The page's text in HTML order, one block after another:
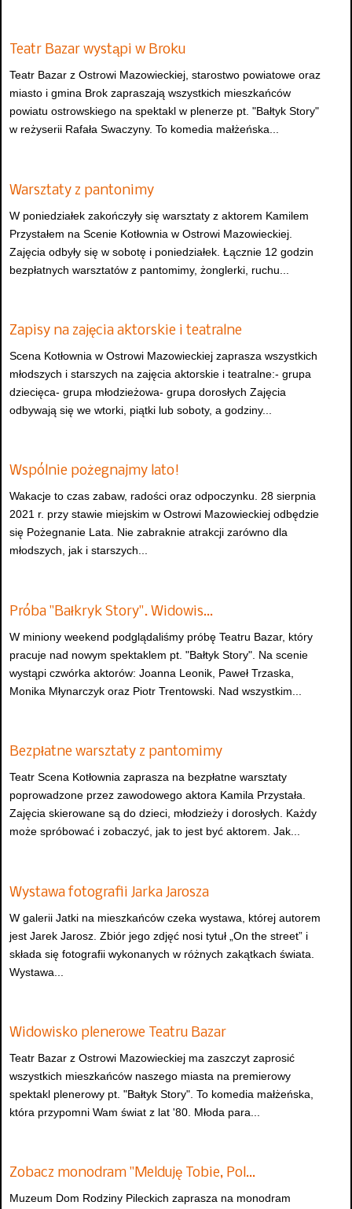
Teatr Bazar wystąpi w Broku
Teatr Bazar z Ostrowi Mazowieckiej, starostwo powiatowe oraz
miasto i gmina Brok zapraszają wszystkich mieszkańców
powiatu ostrowskiego na spektakl w plenerze pt. "Bałtyk Story"
w reżyserii Rafała Swaczyny. To komedia małżeńska...
Warsztaty z pantonimy
W poniedziałek zakończyły się warsztaty z aktorem Kamilem
Przystałem na Scenie Kotłownia w Ostrowi Mazowieckiej.
Zajęcia odbyły się w sobotę i poniedziałek. Łącznie 12 godzin
bezpłatnych warsztatów z pantomimy, żonglerki, ruchu...
Zapisy na zajęcia aktorskie i teatralne
Scena Kotłownia w Ostrowi Mazowieckiej zaprasza wszystkich
młodszych i starszych na zajęcia aktorskie i teatralne:- grupa
dziecięca- grupa młodzieżowa- grupa dorosłych Zajęcia
odbywają się we wtorki, piątki lub soboty, a godziny...
Wspólnie pożegnajmy lato!
Wakacje to czas zabaw, radości oraz odpoczynku. 28 sierpnia
2021 r. przy stawie miejskim w Ostrowi Mazowieckiej odbędzie
się Pożegnanie Lata. Nie zabraknie atrakcji zarówno dla
młodszych, jak i starszych...
Próba "Bałkryk Story". Widowis…
W miniony weekend podglądaliśmy próbę Teatru Bazar, który
pracuje nad nowym spektaklem pt. "Bałtyk Story". Na scenie
wystąpi czwórka aktorów: Joanna Leonik, Paweł Trzaska,
Monika Młynarczyk oraz Piotr Trentowski. Nad wszystkim...
Bezpłatne warsztaty z pantomimy
Teatr Scena Kotłownia zaprasza na bezpłatne warsztaty
poprowadzone przez zawodowego aktora Kamila Przystała.
Zajęcia skierowane są do dzieci, młodzieży i dorosłych. Każdy
może spróbować i zobaczyć, jak to jest być aktorem. Jak...
Wystawa fotografii Jarka Jarosza
W galerii Jatki na mieszkańców czeka wystawa, której autorem
jest Jarek Jarosz. Zbiór jego zdjęć nosi tytuł „On the street” i
składa się fotografii wykonanych w różnych zakątkach świata.
Wystawa...
Widowisko plenerowe Teatru Bazar
Teatr Bazar z Ostrowi Mazowieckiej ma zaszczyt zaprosić
wszystkich mieszkańców naszego miasta na premierowy
spektakl plenerowy pt. "Bałtyk Story". To komedia małżeńska,
która przypomni Wam świat z lat '80. Młoda para...
Zobacz monodram "Melduję Tobie, Pol…
Muzeum Dom Rodziny Pileckich zaprasza na monodram